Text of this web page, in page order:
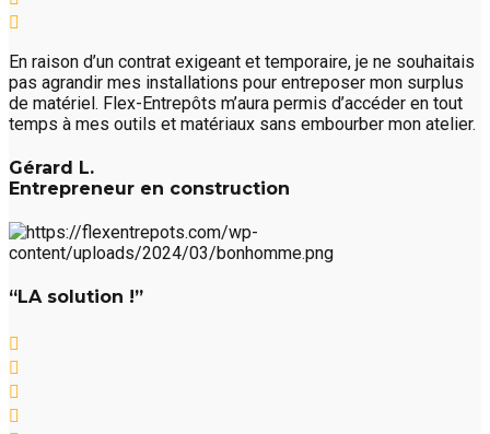
En raison d’un contrat exigeant et temporaire, je ne souhaitais
pas agrandir mes installations pour entreposer mon surplus
de matériel. Flex-Entrepôts m’aura permis d’accéder en tout
temps à mes outils et matériaux sans embourber mon atelier.
Gérard L.
Entrepreneur en construction
“LA solution !”